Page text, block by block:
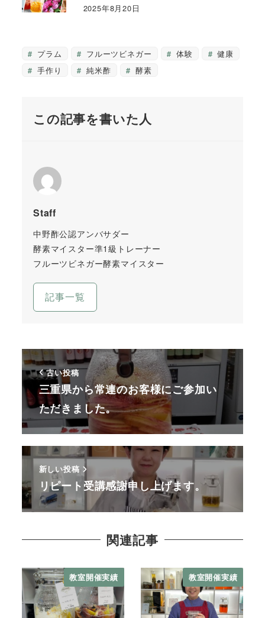
2025年8月20日
プラム フルーツビネガー 体験
健康
手作り
純米酢 酵素
この記事を書いた人
Staff
中野酢公認アンバサダー
酵素マイスター準1級トレーナー
フルーツビネガー酵素マイスター
記事一覧
古い投稿
三重県から常連のお客様にご参加い
ただきました。
新しい投稿
リピート受講感謝申し上げます。
関連記事
教室開催実績 教室開催実績